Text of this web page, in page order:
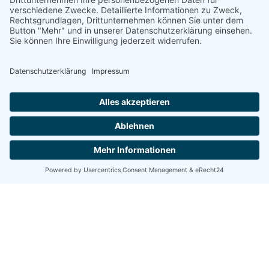
Versicherungsmakler
Ihre Fragen und Anliegen sind uns
Lösungen für Ihre Sicherheit.
Kontakt aufnehmen